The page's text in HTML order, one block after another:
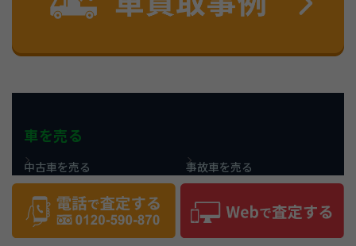
車を売る
中古車を売る
事故車を売る
トラックを売る
中古車・車買取